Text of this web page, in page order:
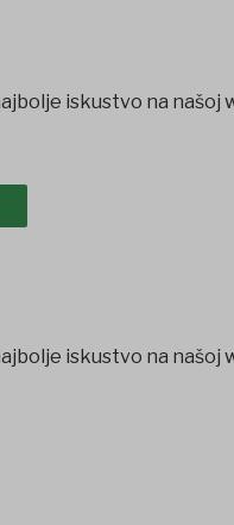
iskustvo na
iskustvo na